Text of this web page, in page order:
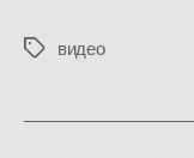
Меткивидео